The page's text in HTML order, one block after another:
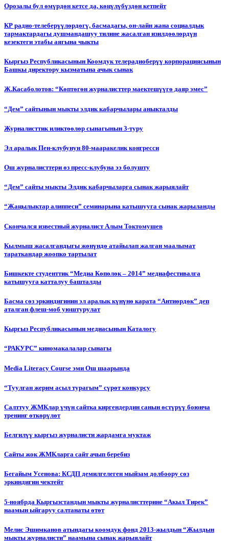
Орозалы бул өмүрдөн кетсе да, көңүлүбүздөн кетпейт
КР радио-телеберүүлөрдөгү, басмадагы, он-лайн жана социалдык
тармактардагы душмандашуу тилине жасалган изилдөөлөрдүн
кезектеги этабы аягына чыкты
Кыргыз Республикасынын Коомдук телерадиоберүү корпорациясынын
Башкы директору кызматына ачык сынак
Ж.Касаболотов: “Көптөгөн журналисттер маектешүүгө даяр эмес”
“Дем” сайтынын мыкты элдик кабарчылары аныкталды
Журналисттик иликтөөлөр сынагынын 3-туру
Эл аралык Пен-клубунун 80-мааракелик конгресси
Ош журналисттери өз пресс-клубуна ээ болушту
“Дем” сайты мыкты Элдик кабарчыларга сынак жарыялайт
“Жаңылыктар алиппеси” семинарына катышууга сынак жарыланды
Cкончался известный журналист Алым Токтомушев
Кылмыш жасалгандыгы жөнүндө атайылап жалган маалымат
тараткандар жоопко тартылат
Бишкекте студенттик “Медиа Көпөлөк – 2014” медиафестивалга
катышууга катталуу башталды
Басма сөз эркиндигинин эл аралык күнүнө карата “Антиөрдөк” деп
аталган флеш-моб уюштурулат
Кыргыз Республикасынын медиасынын Каталогу
“РАКУРС” киномакалалар сынагы
Media Literacy Сourse эми Ош шаарында
“Туулган жерим асыл турагым” сүрөт конкурсу
Салттуу ЖМКлар үчүн сайтка киргендердин санын өстүрүү боюнча
тренинг өткөрүлөт
Белгилүү кыргыз журналисти жардамга муктаж
Сайты жок ЖМКларга сайт ачып беребиз
Бегайым Усенова: КСДП демилгелеген мыйзам долбоору сөз
эркиндигин чектейт
5-ноябрда Кыргызстандын мыкты журналисттерине “Акыл Тирек”
наамын ыйгаруу салтанаты өтөт
Мелис Эшимканов атындагы коомдук фонд 2013-жылдын “Жылдын
мыкты журналисти” наамына сынак жарыялайт